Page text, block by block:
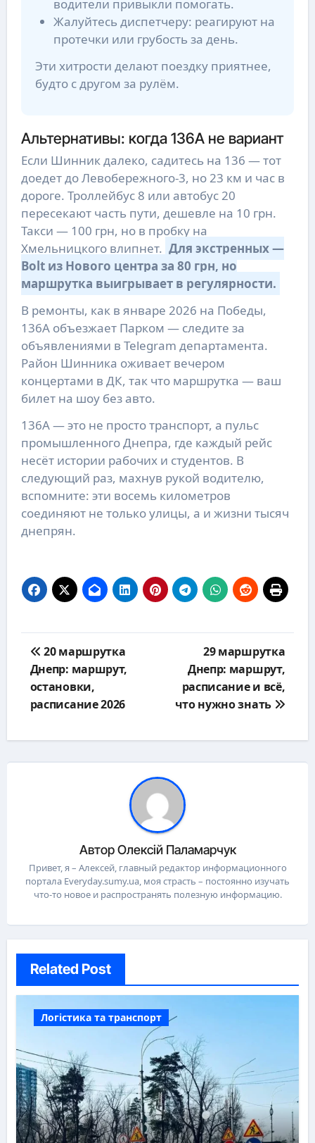
водители привыкли помогать.
Жалуйтесь диспетчеру: реагируют на
протечки или грубость за день.
Эти хитрости делают поездку приятнее,
будто с другом за рулём.
Альтернативы: когда 136А не вариант
Если Шинник далеко, садитесь на 136 — тот
доедет до Левобережного-3, но 23 км и час в
дороге. Троллейбус 8 или автобус 20
пересекают часть пути, дешевле на 10 грн.
Такси — 100 грн, но в пробку на
Хмельницкого влипнет. Для экстренных —
Bolt из Нового центра за 80 грн, но
маршрутка выигрывает в регулярности.
В ремонты, как в январе 2026 на Победы,
136А объезжает Парком — следите за
объявлениями в Telegram департамента.
Район Шинника оживает вечером
концертами в ДК, так что маршрутка — ваш
билет на шоу без авто.
136А — это не просто транспорт, а пульс
промышленного Днепра, где каждый рейс
несёт истории рабочих и студентов. В
следующий раз, махнув рукой водителю,
вспомните: эти восемь километров
соединяют не только улицы, а и жизни тысяч
днепрян.
по
записям
20 маршрутка
Днепр: маршрут,
остановки,
расписание 2026
29 маршрутка
Днепр: маршрут,
расписание и всё,
что нужно знать
АвторОлексій Паламарчук
Привет, я – Алексей, главный редактор информационного
портала Everyday.sumy.ua, моя страсть – постоянно изучать
что-то новое и распространять полезную информацию.
Related Post
Логістика та транспорт